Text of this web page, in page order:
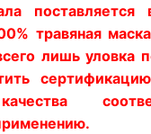
травяная
лишь уловка